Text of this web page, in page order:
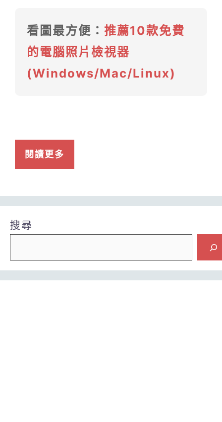
看圖最方便： 推薦10款免費
的電腦照片檢視器
(Windows/Mac/Linux)
閱讀更多
搜尋